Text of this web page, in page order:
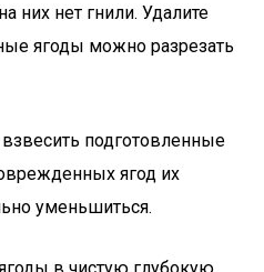
них нет гнили. Удалите
ягоды можно разрезать
подготовленные
ягод их
уменьшиться.